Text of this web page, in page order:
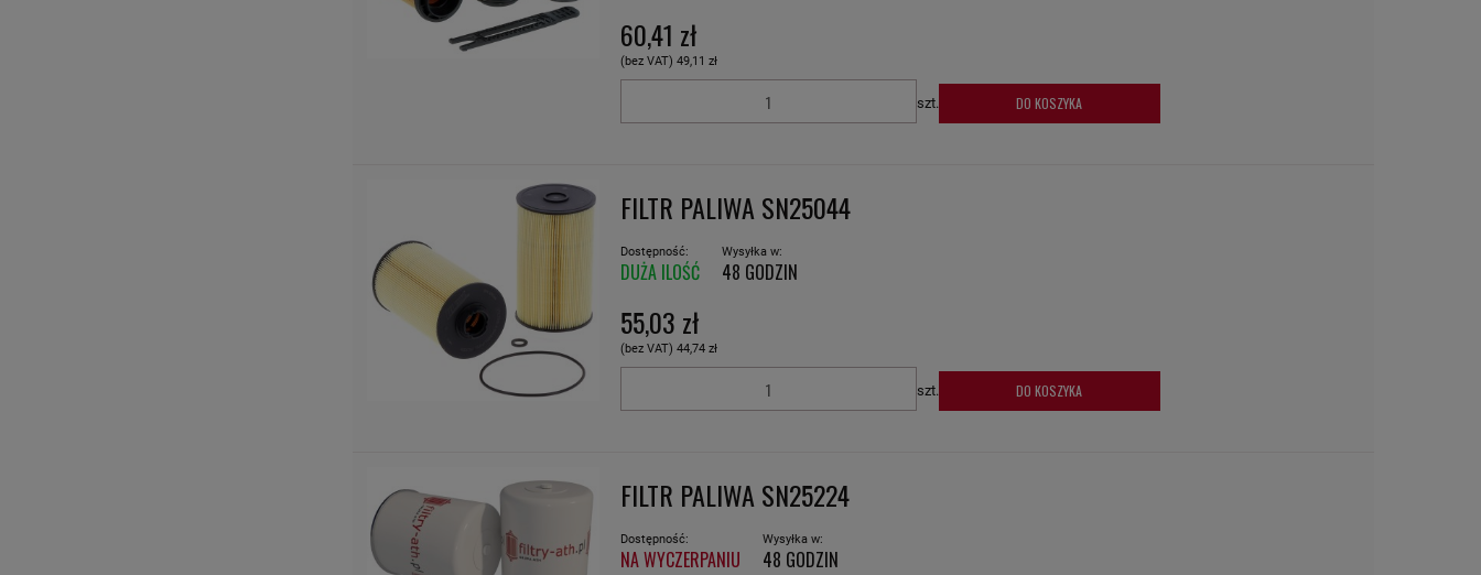
60,41 zł
(bez VAT)49,11 zł
szt. DO KOSZYKA
FILTR PALIWA SN25044
Dostępność:
DUŻA ILOŚĆ
Wysyłka w:
48 GODZIN
55,03 zł
(bez VAT)44,74 zł
szt. DO KOSZYKA
FILTR PALIWA SN25224
Dostępność:
NA WYCZERPANIU
Wysyłka w:
48 GODZIN